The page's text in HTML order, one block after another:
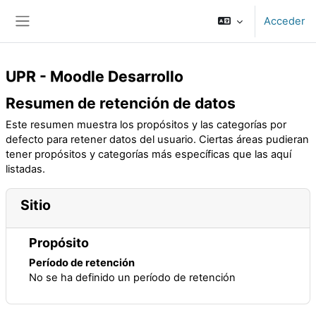
Acceder
UPR - Moodle Desarrollo
Resumen de retención de datos
Este resumen muestra los propósitos y las categorías por
defecto para retener datos del usuario. Ciertas áreas pudieran
tener propósitos y categorías más específicas que las aquí
listadas.
Sitio
Propósito
Período de retención
No se ha definido un período de retención